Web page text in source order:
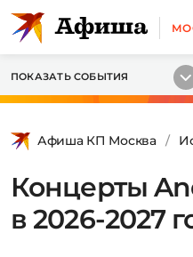
ПОКАЗАТЬ СОБЫТИЯ
Афиша КП Москва
Концерты
в 2026-2027